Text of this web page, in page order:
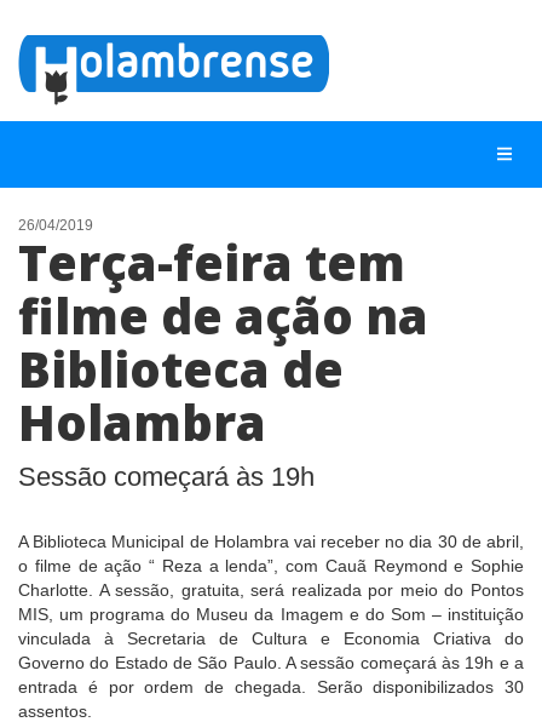
NOTÍCIAS
LISTA DIGITAL
TELEFONES ÚTEIS
ANUNCIE
26/04/2019
Terça-feira tem
filme de ação na
Biblioteca de
Holambra
Sessão começará às 19h
A Biblioteca Municipal de Holambra vai receber no dia 30 de abril,
o filme de ação “ Reza a lenda”, com Cauã Reymond e Sophie
Charlotte. A sessão, gratuita, será realizada por meio do Pontos
MIS, um programa do Museu da Imagem e do Som – instituição
vinculada à Secretaria de Cultura e Economia Criativa do
Governo do Estado de São Paulo. A sessão começará às 19h e a
entrada é por ordem de chegada. Serão disponibilizados 30
assentos.